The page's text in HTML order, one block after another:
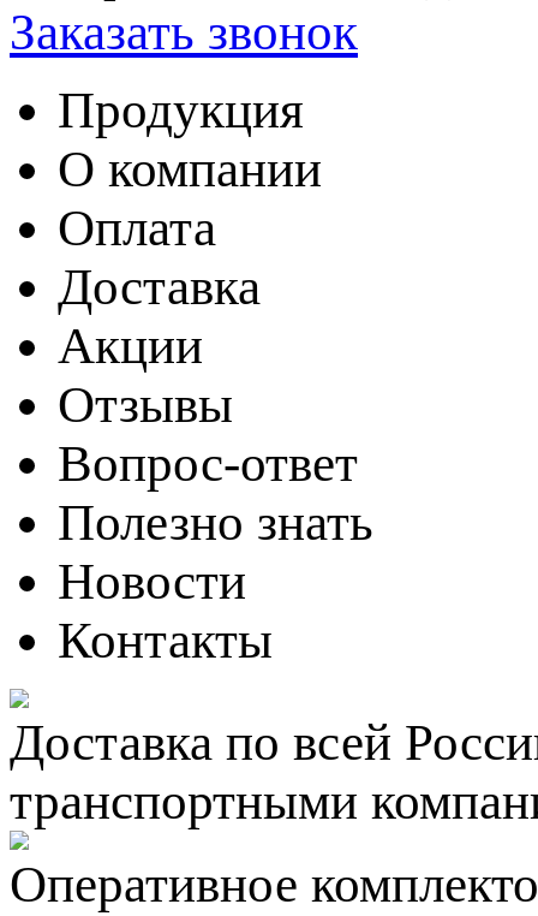
Заказать звонок
Продукция
О компании
Оплата
Доставка
Акции
Отзывы
Вопрос-ответ
Полезно знать
Новости
Контакты
Доставка по всей
транспортными
Оперативное